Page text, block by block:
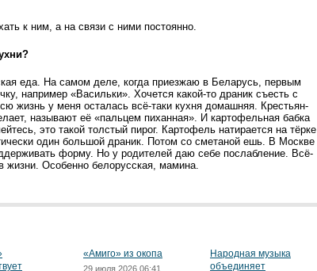
к ним, а на связи с ними постоянно.
еда. На самом деле, когда приезжаю в Беларусь, первым
например «Васильки». Хочется какой-то драник съесть с
жизнь у меня осталась всё-таки кухня домашняя. Крестьян­
называют её «пальцем пиханная». И картофельная бабка
это такой толстый пирог. Картофель натирается на тёрке
один большой драник. Потом со сметаной ешь. В Москве
форму. Но у родителей даю себе послабление. Всё-
жизни. Особенно белорусская, мамина.
«Амиго» из окопа
29 июля 2026 06:41
Народная музыка
объединяет